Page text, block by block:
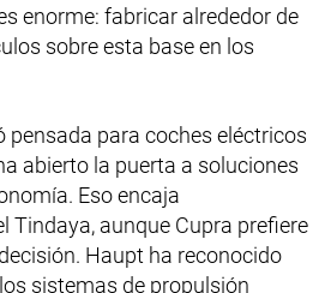
enorme: fabricar alrededor de
sobre esta base en los
pensada para coches eléctricos
abierto la puerta a soluciones
Eso encaja
Tindaya, aunque Cupra prefiere
Haupt ha reconocido
sistemas de propulsión